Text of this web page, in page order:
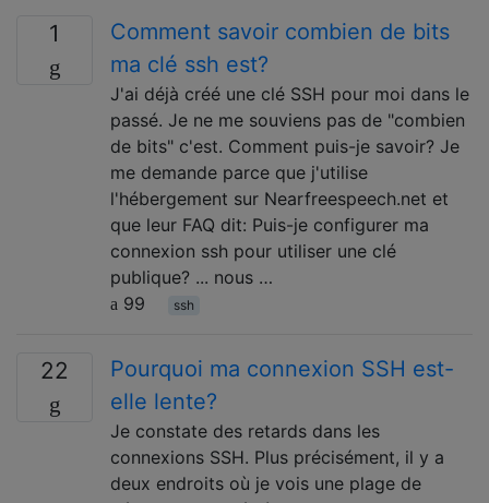
1
Comment savoir combien de bits
ma clé ssh est?
J'ai déjà créé une clé SSH pour moi dans le
passé. Je ne me souviens pas de "combien
de bits" c'est. Comment puis-je savoir? Je
me demande parce que j'utilise
l'hébergement sur Nearfreespeech.net et
que leur FAQ dit: Puis-je configurer ma
connexion ssh pour utiliser une clé
publique? ... nous …
99
ssh
22
Pourquoi ma connexion SSH est-
elle lente?
Je constate des retards dans les
connexions SSH. Plus précisément, il y a
deux endroits où je vois une plage de